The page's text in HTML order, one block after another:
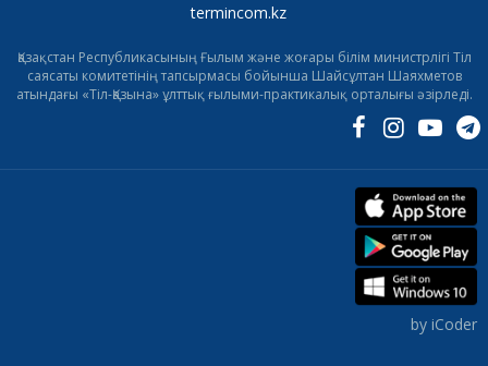
termincom.kz
Қазақстан Республикасының Ғылым және жоғары білім министрлігі Тіл
саясаты комитетінің тапсырмасы бойынша Шайсұлтан Шаяхметов
атындағы «Тіл-Қазына» ұлттық ғылыми-практикалық орталығы әзірледі.
by iCoder